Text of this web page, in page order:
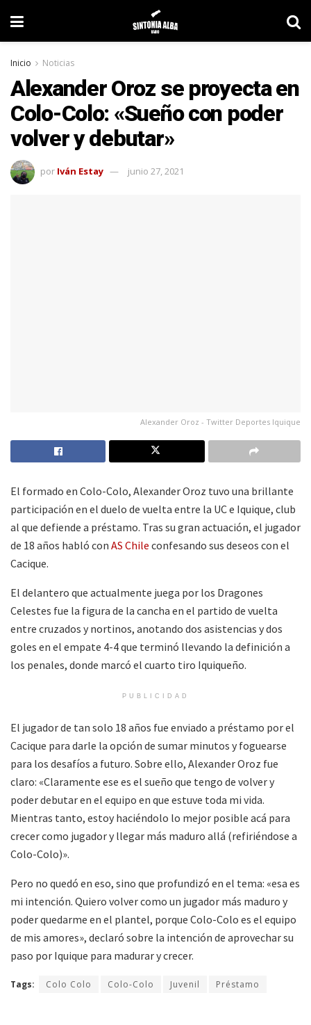
Inicio Noticias
Alexander Oroz se proyecta en
Colo-Colo: «Sueño con poder
volver y debutar»
por Iván Estay junio 27, 2021
Alexander Oroz - Twitter Deportes Iquique
El formado en Colo-Colo, Alexander Oroz tuvo una brillante
participación en el duelo de vuelta entre la UC e Iquique, club
al que defiende a préstamo. Tras su gran actuación, el jugador
de 18 años habló con AS Chile confesando sus deseos con el
Cacique.
El delantero que actualmente juega por los Dragones
Celestes fue la figura de la cancha en el partido de vuelta
entre cruzados y nortinos, anotando dos asistencias y dos
goles en el empate 4-4 que terminó llevando la definición a
los penales, donde marcó el cuarto tiro Iquiqueño.
PUBLICIDAD
El jugador de tan solo 18 años fue enviado a préstamo por el
Cacique para darle la opción de sumar minutos y foguearse
para los desafíos a futuro. Sobre ello, Alexander Oroz fue
claro: «Claramente ese es el sueño que tengo de volver y
poder debutar en el equipo en que estuve toda mi vida.
Mientras tanto, estoy haciéndolo lo mejor posible acá para
crecer como jugador y llegar más maduro allá (refiriéndose a
Colo-Colo)».
Pero no quedó en eso, sino que profundizó en el tema: «esa es
mi intención. Quiero volver como un jugador más maduro y
poder quedarme en el plantel, porque Colo-Colo es el equipo
de mis amores», declaró sobre la intención de aprovechar su
paso por Iquique para madurar y crecer.
Tags: Colo Colo Colo-Colo Juvenil Préstamo